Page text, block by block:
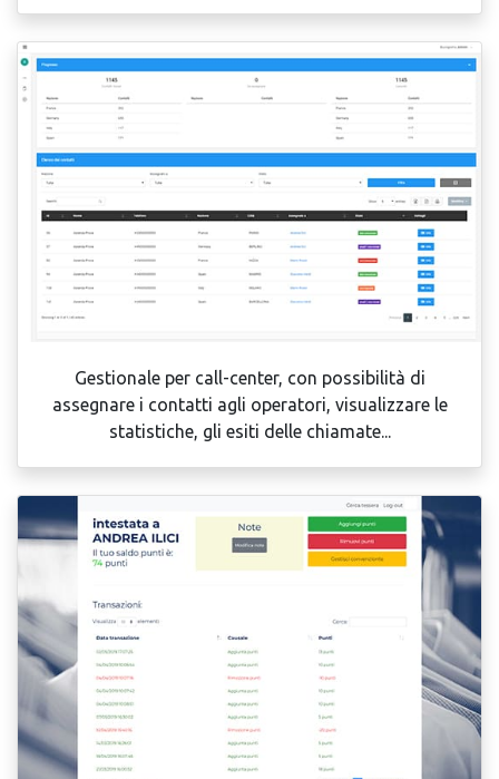
Gestionale per call-center, con possibilità di
assegnare i contatti agli operatori, visualizzare le
statistiche, gli esiti delle chiamate...